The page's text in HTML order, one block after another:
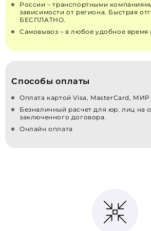
России – транспортными
зависимости от региона. Быстрая
БЕСПЛАТНО.
Самовывоз – в любое удобное время
Способы оплаты
Оплата картой Visa, MasterCard, МИР
Безналичный расчет для юр. лиц на
заключенного договора.
Онлайн оплата